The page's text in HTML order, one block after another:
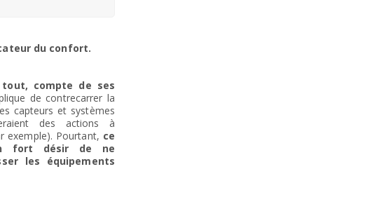
du confort.
tout, compte de ses
de contrecarrer la
capteurs et systèmes
des actions à
exemple). Pourtant, ce
fort désir de ne
les équipements